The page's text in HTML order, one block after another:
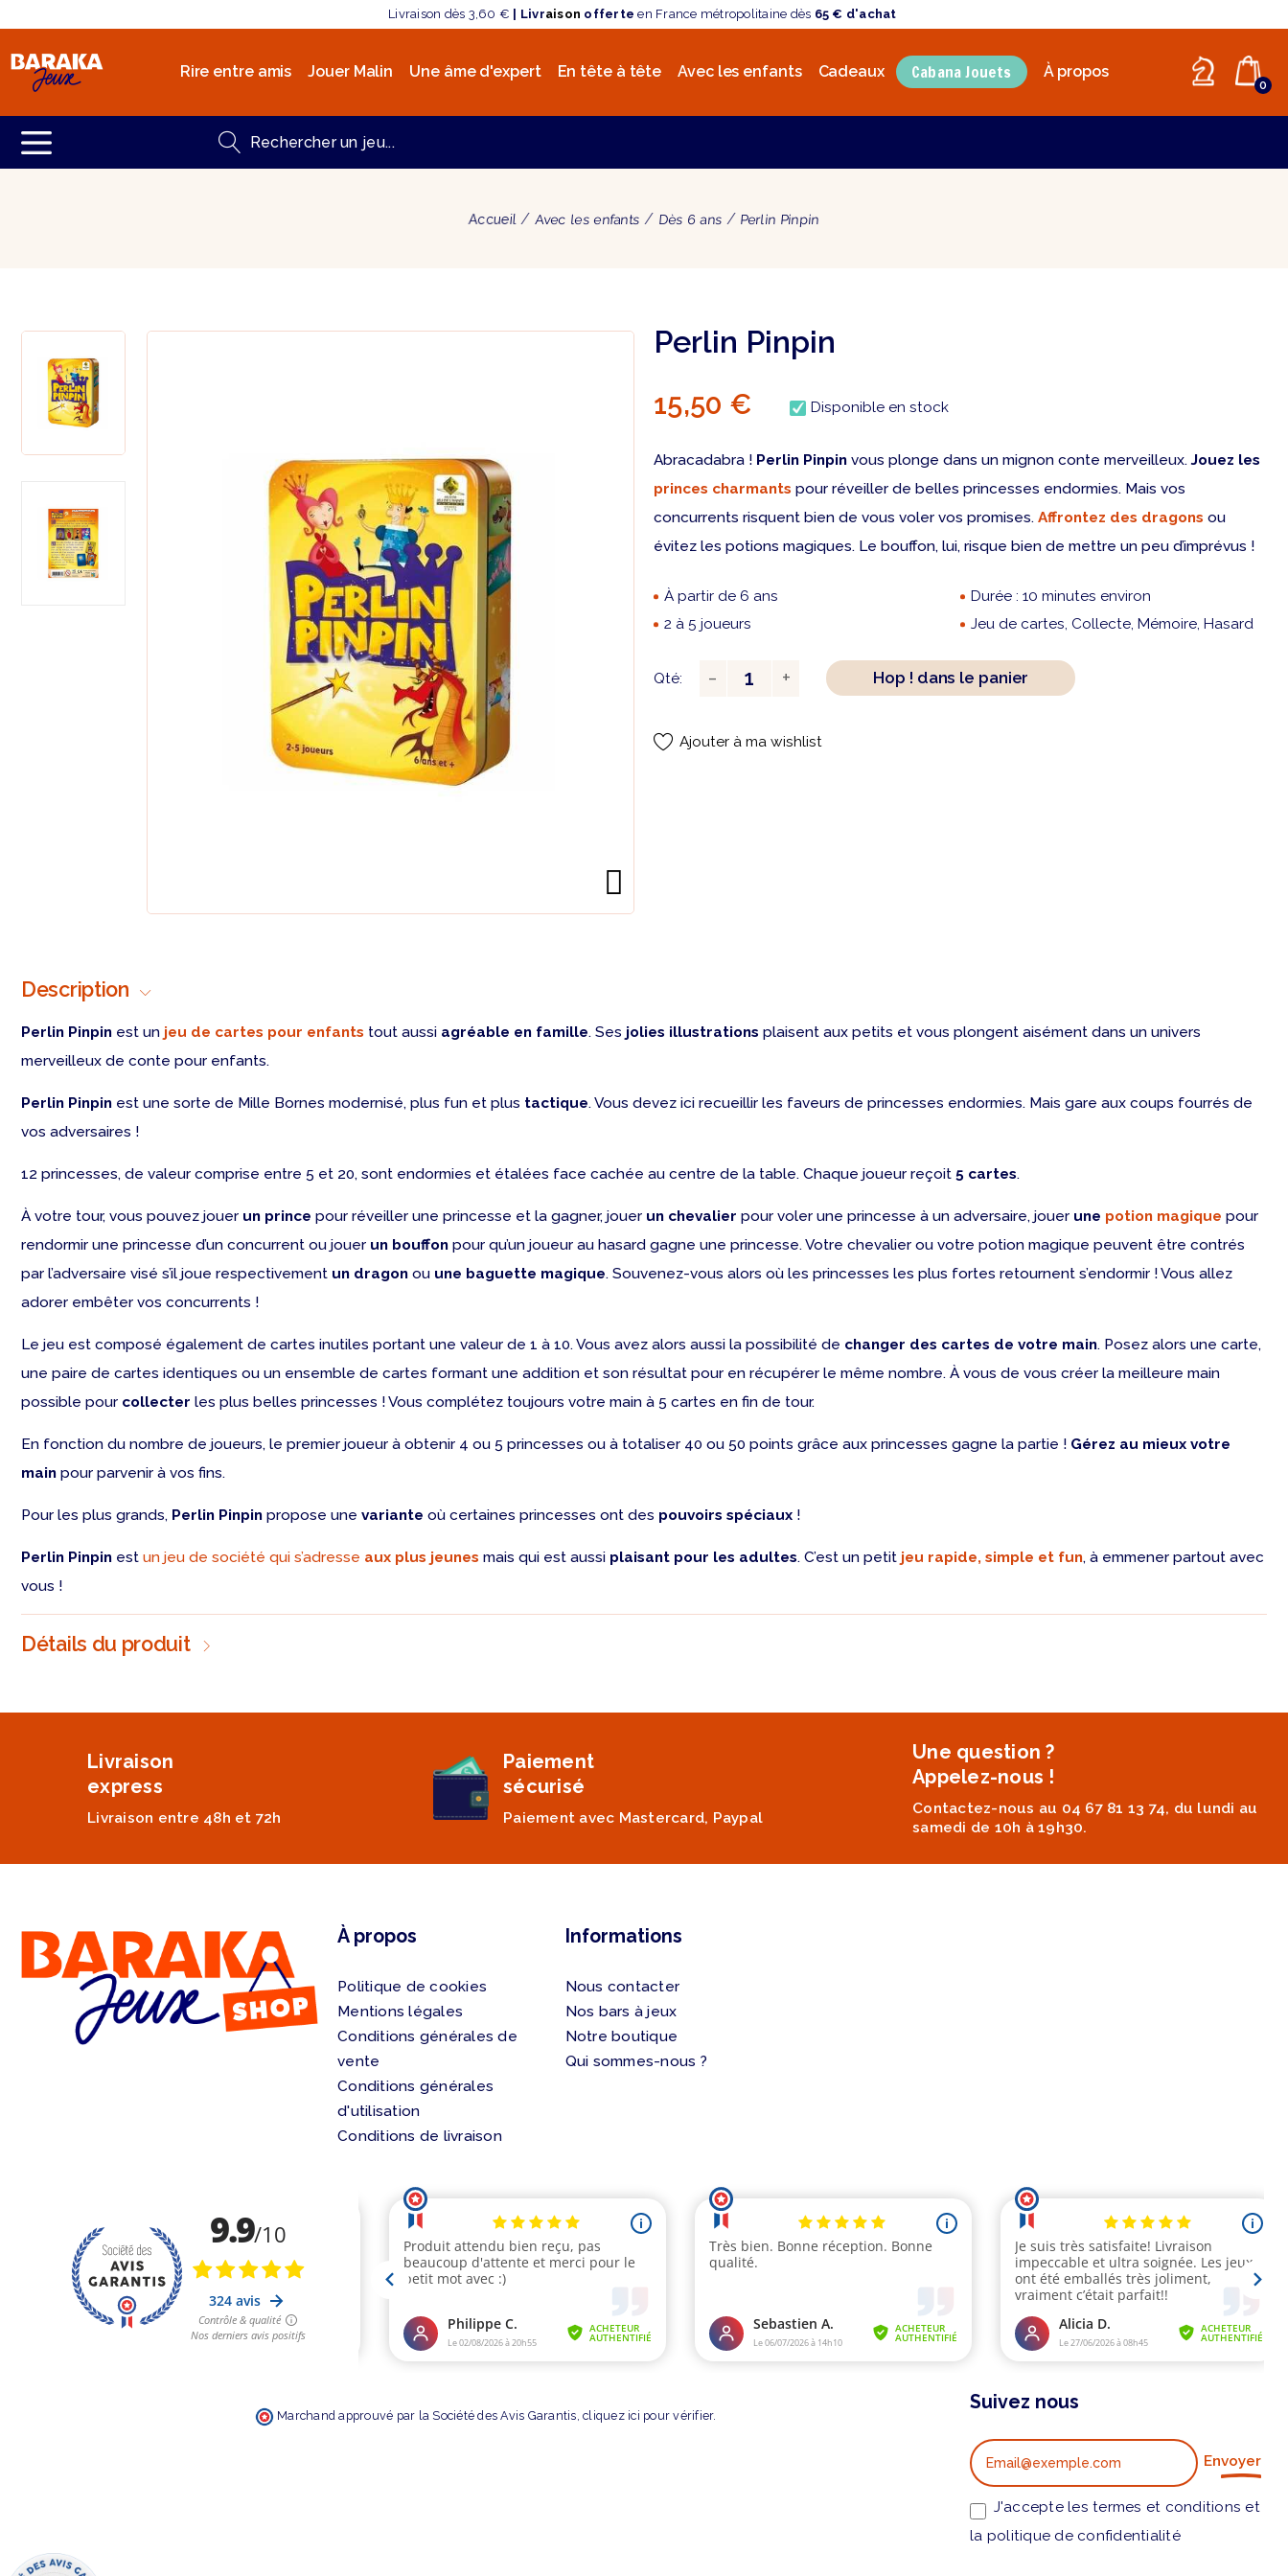
Livraison dès 3,60 € | Livraison offerte en France métropolitaine dès 65 € d'achat
Rire entre amis Jouer Malin Une âme d'expert En tête à tête Avec les enfants Cadeaux Cabana Jouets À propos
0
Accueil Avec les enfants Dès 6 ans Perlin Pinpin
Perlin Pinpin
15,50 € Disponible en stock
Abracadabra ! Perlin Pinpin vous plonge dans un mignon conte merveilleux. Jouez les
princes charmants pour réveiller de belles princesses endormies. Mais vos
concurrents risquent bien de vous voler vos promises. Affrontez des dragons ou
évitez les potions magiques. Le bouffon, lui, risque bien de mettre un peu d’imprévus !
À partir de 6 ans
Durée : 10 minutes environ
2 à 5 joueurs
Jeu de cartes, Collecte, Mémoire, Hasard
Qté: Hop ! dans le panier
Ajouter à ma wishlist
Description
Perlin Pinpin est un jeu de cartes pour enfants tout aussi agréable en famille. Ses jolies illustrations plaisent aux petits et vous plongent aisément dans un univers
merveilleux de conte pour enfants.
Perlin Pinpin est une sorte de Mille Bornes modernisé, plus fun et plus tactique. Vous devez ici recueillir les faveurs de princesses endormies. Mais gare aux coups fourrés de
vos adversaires !
12 princesses, de valeur comprise entre 5 et 20, sont endormies et étalées face cachée au centre de la table. Chaque joueur reçoit 5 cartes.
À votre tour, vous pouvez jouer un prince pour réveiller une princesse et la gagner, jouer un chevalier pour voler une princesse à un adversaire, jouer une potion magique pour
rendormir une princesse d’un concurrent ou jouer un bouffon pour qu’un joueur au hasard gagne une princesse. Votre chevalier ou votre potion magique peuvent être contrés
par l’adversaire visé s’il joue respectivement un dragon ou une baguette magique. Souvenez-vous alors où les princesses les plus fortes retournent s’endormir ! Vous allez
adorer embêter vos concurrents !
Le jeu est composé également de cartes inutiles portant une valeur de 1 à 10. Vous avez alors aussi la possibilité de changer des cartes de votre main. Posez alors une carte,
une paire de cartes identiques ou un ensemble de cartes formant une addition et son résultat pour en récupérer le même nombre. À vous de vous créer la meilleure main
possible pour collecter les plus belles princesses ! Vous complétez toujours votre main à 5 cartes en fin de tour.
En fonction du nombre de joueurs, le premier joueur à obtenir 4 ou 5 princesses ou à totaliser 40 ou 50 points grâce aux princesses gagne la partie ! Gérez au mieux votre
main pour parvenir à vos fins.
Pour les plus grands, Perlin Pinpin propose une variante où certaines princesses ont des pouvoirs spéciaux !
Perlin Pinpin est un jeu de société qui s’adresse aux plus jeunes mais qui est aussi plaisant pour les adultes. C’est un petit jeu rapide, simple et fun, à emmener partout avec
vous !
Détails du produit
Livraison
express
Livraison entre 48h et 72h
Paiement
sécurisé
Paiement avec Mastercard, Paypal
Une question ?
Appelez-nous !
Contactez-nous au 04 67 81 13 74, du lundi au
samedi de 10h à 19h30.
À propos
Politique de cookies
Mentions légales
Conditions générales de
vente
Conditions générales
d'utilisation
Conditions de livraison
Informations
Nous contacter
Nos bars à jeux
Notre boutique
Qui sommes-nous ?
Marchand approuvé par la Société des Avis Garantis, cliquez ici pour vérifier.
Suivez nous
Envoyer
J'accepte les termes et conditions et
la politique de confidentialité